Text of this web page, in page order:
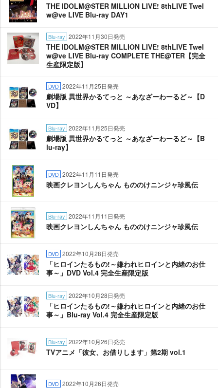
THE IDOLM@STER MILLION LIVE! 8thLIVE Twel
w@ve LIVE Blu-ray DAY1
Blu-ray 2022年11月30日発売
THE IDOLM@STER MILLION LIVE! 8thLIVE Twel
w@ve LIVE Blu-ray COMPLETE THE@TER【完全
生産限定版】
DVD 2022年11月25日発売
劇場版 異世界かるてっと ～あなざーわーるど～【D
VD】
Blu-ray 2022年11月25日発売
劇場版 異世界かるてっと ～あなざーわーるど～【B
lu-ray】
DVD 2022年11月11日発売
映画クレヨンしんちゃん もののけニンジャ珍風伝
Blu-ray 2022年11月11日発売
映画クレヨンしんちゃん もののけニンジャ珍風伝
DVD 2022年10月28日発売
「ヒロインたるもの!～嫌われヒロインと内緒のお仕
事～」DVD Vol.4 完全生産限定版
Blu-ray 2022年10月28日発売
「ヒロインたるもの!～嫌われヒロインと内緒のお仕
事～」Blu-ray Vol.4 完全生産限定版
Blu-ray 2022年10月26日発売
TVアニメ「彼女、お借りします」第2期 vol.1
DVD 2022年10月26日発売